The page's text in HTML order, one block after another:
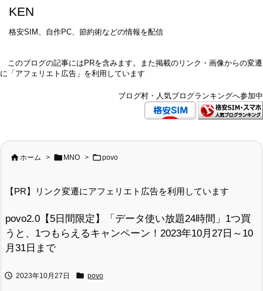
KEN
格安SIM、自作PC、節約術などの情報を配信
このブログの記事にはPRを含みます。また掲載のリンク・画像からの変遷
に「アフェリエト広告」を利用しています
ブログ村・人気ブログランキングへ参加中
 ホーム >  MNO > povo
【PR】リンク変遷にアフェリエト広告を利用しています
povo2.0【5日間限定】「データ使い放題24時間」1つ買
うと、1つもらえるキャンペーン！2023年10月27日～10
月31日まで
 2023年10月27日  povo